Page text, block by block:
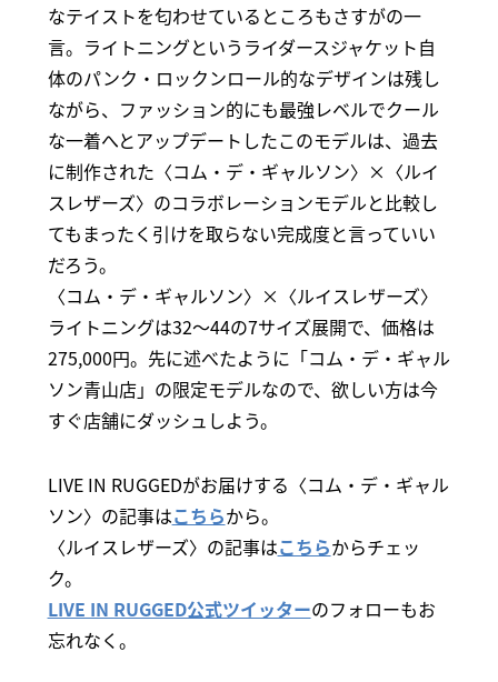
なテイストを匂わせているところもさすがの一
言。ライトニングというライダースジャケット自
体のパンク・ロックンロール的なデザインは残し
ながら、ファッション的にも最強レベルでクール
な一着へとアップデートしたこのモデルは、過去
に制作された〈コム・デ・ギャルソン〉×〈ルイ
スレザーズ〉のコラボレーションモデルと比較し
てもまったく引けを取らない完成度と言っていい
だろう。
〈コム・デ・ギャルソン〉×〈ルイスレザーズ〉
ライトニングは32～44の7サイズ展開で、価格は
275,000円。先に述べたように「コム・デ・ギャル
ソン青山店」の限定モデルなので、欲しい方は今
すぐ店舗にダッシュしよう。
LIVE IN RUGGEDがお届けする〈コム・デ・ギャル
ソン〉の記事はこちらから。
〈ルイスレザーズ〉の記事はこちらからチェッ
ク。
LIVE IN RUGGED公式ツイッターのフォローもお
忘れなく。